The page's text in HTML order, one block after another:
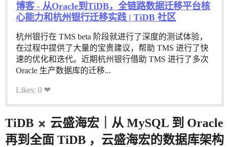
博客 - 从Oracle到TiDB，全链路数据迁移平台核
心能力和杭州银行迁移实践 | TiDB 社区
杭州银行在 TMS beta 阶段就进行了深度的测试体验，
在过程中提供了大量的宝贵建议，帮助 TMS 进行了快
速的优化和迭代。近期杭州银行借助 TMS 进行了多次
Oracle 生产数据库的迁移...
Likes: 0 ❤
TiDB
云盛海宏｜从 MySQL 到 Oracle
再到全面 TiDB ，云盛海宏的数据库架构